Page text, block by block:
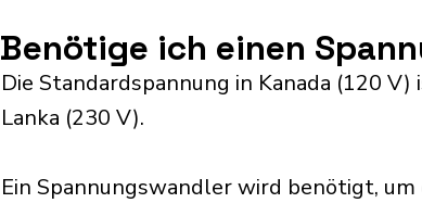
Benötige ich einen
Die Standardspannung in Kanada (120
Lanka (230 V).
Ein Spannungswandler wird benötigt, um